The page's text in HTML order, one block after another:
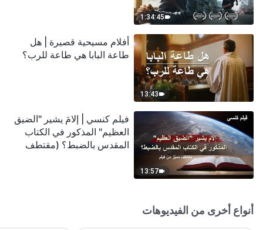
1:34:45
13:43
أفلام مسيحية قصيرة | هل
طاعة البابا هي طاعة للرب؟
13:57
فيلم كنسي | إلامَ يشير "الضيق
العظيم" المذكور في الكتاب
المقدس بالضبط؟ (مقتطف
أنواع أخرى من الفيديوهات